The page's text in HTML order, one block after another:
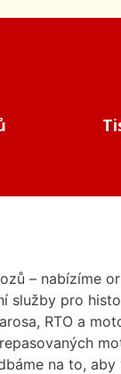
– nabízíme
služby pro
RTO a
na to, aby